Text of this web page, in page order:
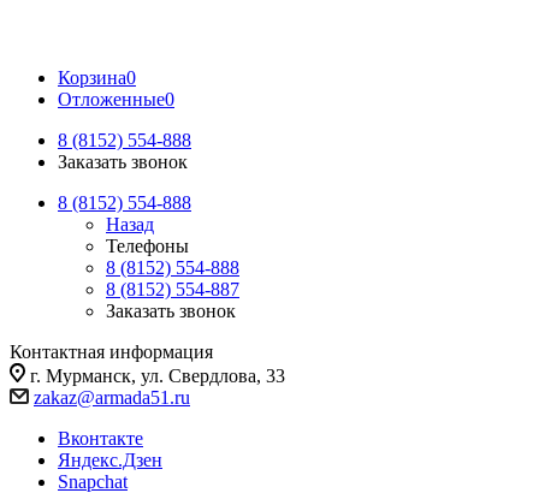
Корзина0
Отложенные0
8 (8152) 554-888
Заказать звонок
8 (8152) 554-888
Назад
Телефоны
8 (8152) 554-888
8 (8152) 554-887
Заказать звонок
Контактная информация
г. Мурманск, ул. Свердлова, 33
zakaz@armada51.ru
Вконтакте
Яндекс.Дзен
Snapchat